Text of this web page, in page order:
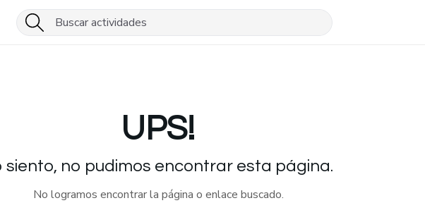
UPS!
siento, no pudimos encontrar esta página.
No logramos encontrar la página o enlace buscado.